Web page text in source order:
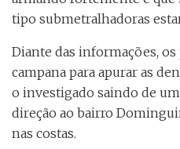
tipo submetralhadoras
Diante das informações,
campana para apurar as
o investigado saindo de
direção ao bairro
nas costas.